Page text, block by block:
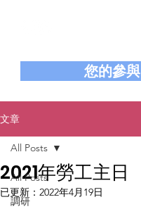
您的參與
文章
All Posts
調研
All Posts
2021年勞工主日
已更新： 2022年4月19日